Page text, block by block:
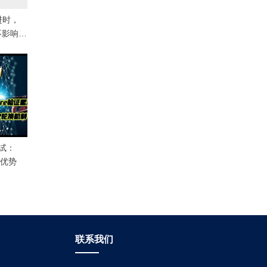
，
响整
：
势
联系我们